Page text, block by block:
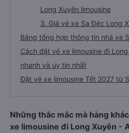
Long Xuyên limousine
3. Giá vé xe Sa Đéc Long
Bảng tổng hợp thông tin nhà xe
Cách đặt vé xe limousine đi
nhanh và uy tín nhất
Đặt vé xe limousine Tết 2027 từ
Những thắc mắc mà hàng
xe limousine đi Long Xuyên -